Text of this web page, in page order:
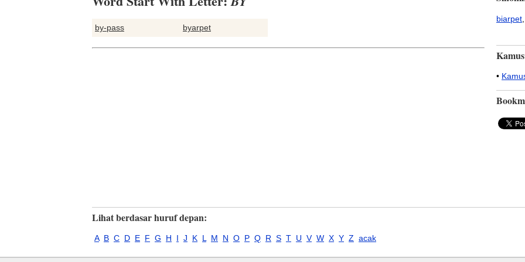
by-pass byarpet
biarpet
•
Lihat berdasar huruf depan:
A B C D E F G H I J K L M N O P Q R S T U V W X Y Z acak